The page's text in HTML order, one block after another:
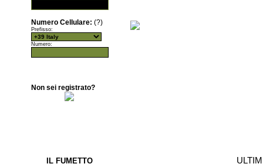
Numero Cellulare: (?)
Prefisso:
Numero:
Non sei registrato?
IL FUMETTO